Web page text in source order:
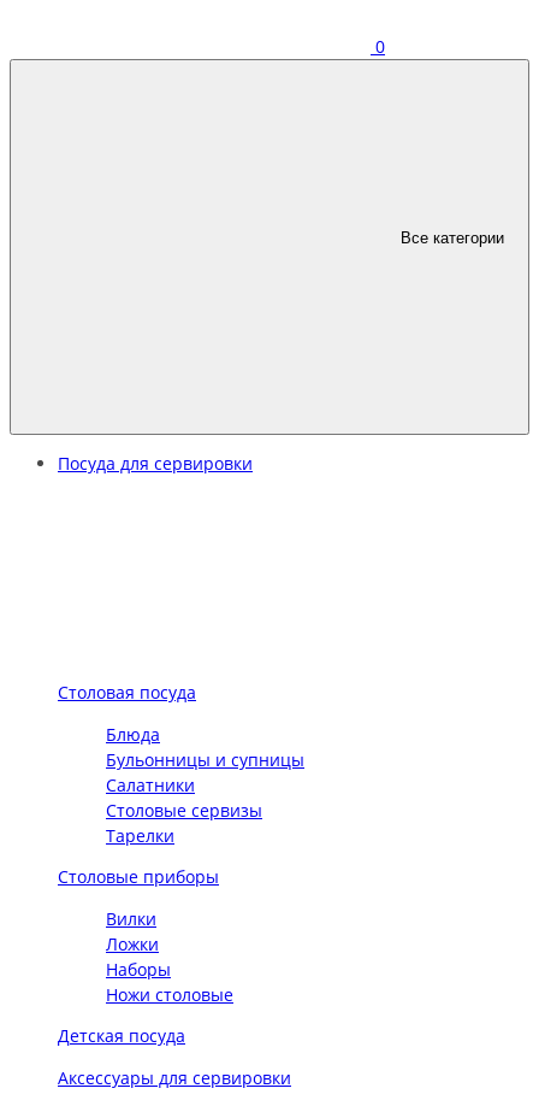
0
Все категории
Посуда для сервировки
Столовая посуда
Блюда
Бульонницы и супницы
Салатники
Столовые сервизы
Тарелки
Столовые приборы
Вилки
Ложки
Наборы
Ножи столовые
Детская посуда
Аксессуары для сервировки